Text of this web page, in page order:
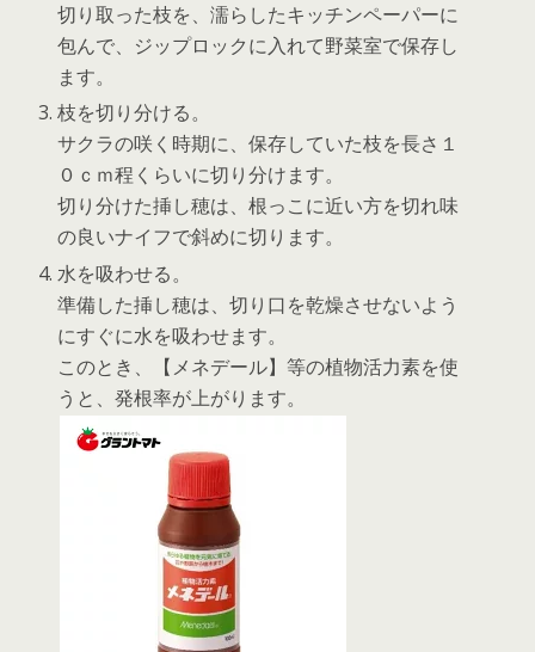
切り取った枝を、濡らしたキッチンペーパーに
包んで、ジップロックに入れて野菜室で保存し
ます。
枝を切り分ける。
サクラの咲く時期に、保存していた枝を長さ１
０ｃｍ程くらいに切り分けます。
切り分けた挿し穂は、根っこに近い方を切れ味
の良いナイフで斜めに切ります。
水を吸わせる。
準備した挿し穂は、切り口を乾燥させないよう
にすぐに水を吸わせます。
このとき、【メネデール】等の植物活力素を使
うと、発根率が上がります。